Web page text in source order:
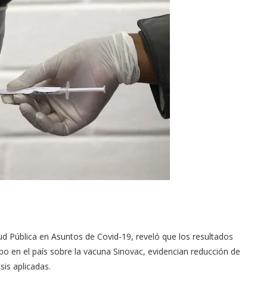
Pública en Asuntos de Covid-19, reveló que los resultados
en el país sobre la vacuna Sinovac, evidencian reducción de
aplicadas.